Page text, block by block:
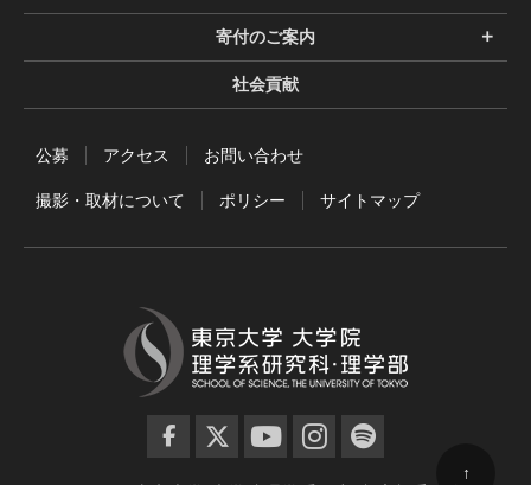
寄付のご案内
社会貢献
公募 アクセス お問い合わせ
撮影・取材について ポリシー サイトマップ
↑